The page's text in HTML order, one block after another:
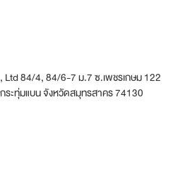
Ltd 84/4, 84/6-7 ม.7 ซ.เพชรเกษม 122
ระทุ่มแบน จังหวัดสมุทรสาคร 74130